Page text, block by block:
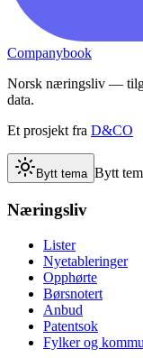
Companybook
Norsk næringsliv —
data.
Et prosjekt fra D&CO
Bytt tema Bytt
Næringsliv
Lister
Nyetableringer
Opphørte
Børsnotert
Anbud
Patentsok
Fylker og